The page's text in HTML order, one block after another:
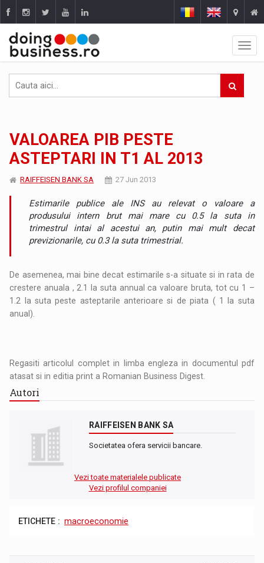
VALOAREA PIB PESTE
ASTEPTARI IN T1 AL 2013
RAIFFEISEN BANK SA 27 Jun 2013
Estimarile publice ale INS au relevat o valoare a
produsului intern brut mai mare cu 0.5 la suta in
trimestrul intai al acestui an, putin mai mult decat
previzionarile, cu 0.3 la suta trimestrial.
De asemenea, mai bine decat estimarile s-a situate si in rata de
crestere anuala , 2.1 la suta annual ca valoare bruta, tot cu 1 –
1.2 la suta peste asteptarile anterioare si de piata ( 1 la suta
anual).
Regasiti articolul complet in limba engleza in documentul pdf
atasat si in editia print a Romanian Business Digest.
Autori
RAIFFEISEN BANK SA
Societatea ofera servicii bancare.
Vezi toate materialele publicate
Vezi profilul companiei
ETICHETE : macroeconomie